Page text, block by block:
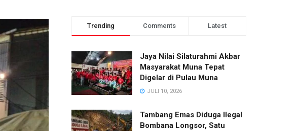
Trending Comments Latest
Jaya Nilai Silaturahmi Akbar
Masyarakat Muna Tepat
Digelar di Pulau Muna
JULI 10, 2026
Tambang Emas Diduga Ilegal
Bombana Longsor, Satu